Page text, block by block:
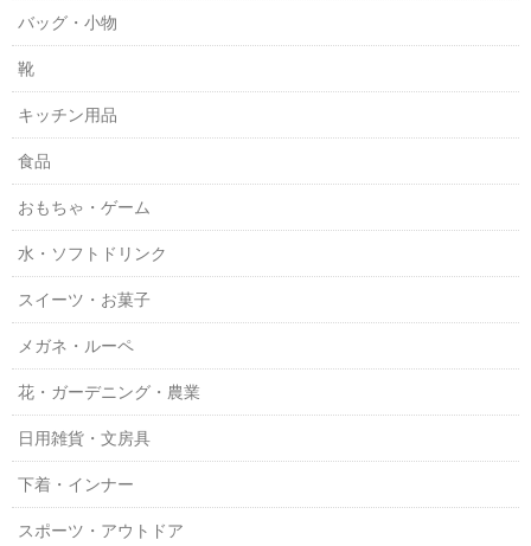
バッグ・小物
靴
キッチン用品
食品
おもちゃ・ゲーム
水・ソフトドリンク
スイーツ・お菓子
メガネ・ルーペ
花・ガーデニング・農業
日用雑貨・文房具
下着・インナー
スポーツ・アウトドア